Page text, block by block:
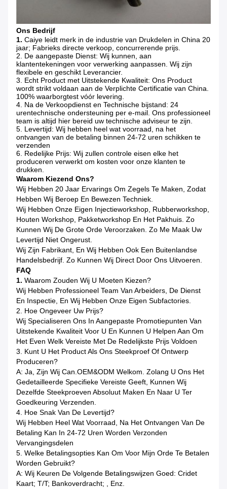
Ons Bedrijf
1. Caiye leidt merk in de industrie van Drukdelen in China 20
jaar; Fabrieks directe verkoop, concurrerende prijs.
2. De aangepaste Dienst: Wij kunnen, aan
klantentekeningen voor verwerking aanpassen. Wij zijn
flexibele en geschikt Leverancier.
3. Echt Product met Uitstekende Kwaliteit: Ons Product
wordt strikt voldaan aan de Verplichte Certificatie van China.
100% waarborgtest vóór levering.
4. Na de Verkoopdienst en Technische bijstand: 24
urentechnische ondersteuning per e-mail. Ons professioneel
team is altijd hier bereid uw technische adviseur te zijn.
5. Levertijd: Wij hebben heel wat voorraad, na het
ontvangen van de betaling binnen 24-72 uren schikken te
verzenden
6. Redelijke Prijs: Wij zullen controle eisen elke het
produceren verwerkt om kosten voor onze klanten te
drukken.
Waarom Kiezend Ons?
Wij Hebben 20 Jaar Ervarings Om Zegels Te Maken, Zodat
Hebben Wij Beroep En Bewezen Techniek.
Wij Hebben Onze Eigen Injectieworkshop, Rubberworkshop,
Houten Workshop, Pakketworkshop En Het Pakhuis. Zo
Kunnen Wij De Grote Orde Veroorzaken. Zo Me Maak Uw
Levertijd Niet Ongerust.
Wij Zijn Fabrikant, En Wij Hebben Ook Een Buitenlandse
Handelsbedrijf. Zo Kunnen Wij Direct Door Ons Uitvoeren.
FAQ
1. Waarom Zouden Wij U Moeten Kiezen?
Wij Hebben Professioneel Team Van Arbeiders, De Dienst
En Inspectie, En Wij Hebben Onze Eigen Subfactories.
2. Hoe Ongeveer Uw Prijs?
Wij Specialiseren Ons In Aangepaste Promotiepunten Van
Uitstekende Kwaliteit Voor U En Kunnen U Helpen Aan Om
Het Even Welk Vereiste Met De Redelijkste Prijs Voldoen
3. Kunt U Het Product Als Ons Steekproef Of Ontwerp
Produceren?
A: Ja, Zijn Wij Can.OEM&ODM Welkom. Zolang U Ons Het
Gedetailleerde Specifieke Vereiste Geeft, Kunnen Wij
Dezelfde Steekproeven Absoluut Maken En Naar U Ter
Goedkeuring Verzenden.
4. Hoe Snak Van De Levertijd?
Wij Hebben Heel Wat Voorraad, Na Het Ontvangen Van De
Betaling Kan In 24-72 Uren Worden Verzonden
Vervangingsdelen
5. Welke Betalingsopties Kan Om Voor Mijn Orde Te Betalen
Worden Gebruikt?
A: Wij Keuren De Volgende Betalingswijzen Goed: Cridet
Kaart; T/T; Bankoverdracht; , Enz.